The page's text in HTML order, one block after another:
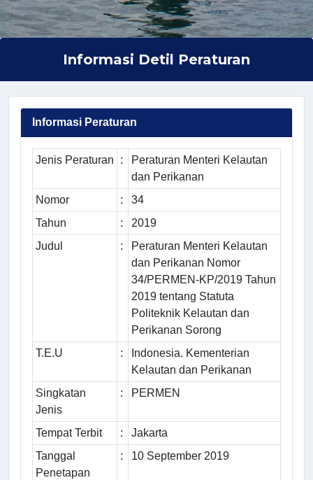
Informasi Detil Peraturan
Informasi Peraturan
Jenis Peraturan :
Peraturan Menteri Kelautan
dan Perikanan
Nomor
:
34
Tahun
:
2019
Judul
:
Peraturan Menteri Kelautan
dan Perikanan Nomor
34/PERMEN-KP/2019 Tahun
2019 tentang Statuta
Politeknik Kelautan dan
Perikanan Sorong
T.E.U
:
Indonesia. Kementerian
Kelautan dan Perikanan
Singkatan
Jenis
: PERMEN
Tempat Terbit :
Jakarta
Tanggal
Penetapan
: 10 September 2019